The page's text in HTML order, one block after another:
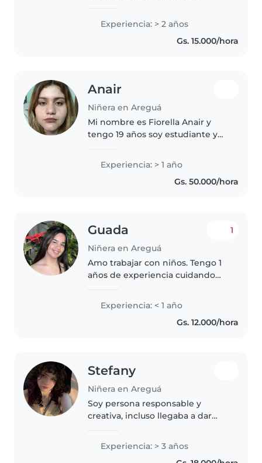
pequeños. Me encanta leer,
dibujar y hacer música con los
niños. También ayudo con la
Experiencia: > 2 años
Gs. 15.000/hora
Anair
Niñera en Areguá
Mi nombre es Fiorella Anair y
tengo 19 años soy estudiante y
y capacitandome actualmente
estoy en el horario del turno
noche que es de 18h a 21h,soy..
Experiencia: > 1 año
Gs. 50.000/hora
Guada
Niñera en Areguá
1
Amo trabajar con niños. Tengo 1
años de experiencia cuidando
y niños pequeños. ¡Tengo
muchas ganas de cuidar de sus
hijos! Puedes contactarme si
Experiencia: < 1 año
Gs. 12.000/hora
Stefany
Niñera en Areguá
Soy persona responsable y
creativa, incluso llegaba a dar
colegio. No tengo mucha
Experiencia: > 3 años